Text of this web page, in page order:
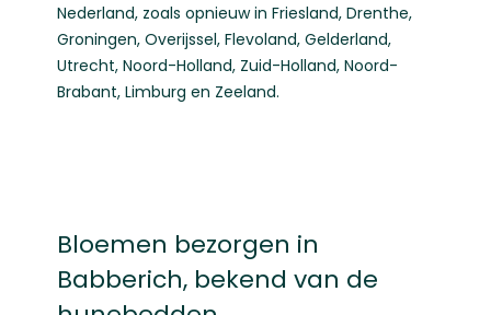
Nederland, zoals opnieuw in Friesland, Drenthe,
Groningen, Overijssel, Flevoland, Gelderland,
Utrecht, Noord-Holland, Zuid-Holland, Noord-
Brabant, Limburg en Zeeland.
Bloemen bezorgen in
Babberich, bekend van de